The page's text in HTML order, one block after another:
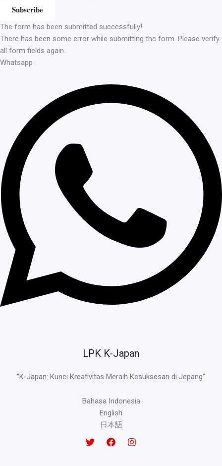
Subscribe
The form has been submitted successfully!
There has been some error while submitting the form. Please verify
all form fields again.
Whatsapp
LPK K-Japan
“K-Japan: Kunci Kreativitas Meraih Kesuksesan di Jepang”
Bahasa Indonesia
English
日本語